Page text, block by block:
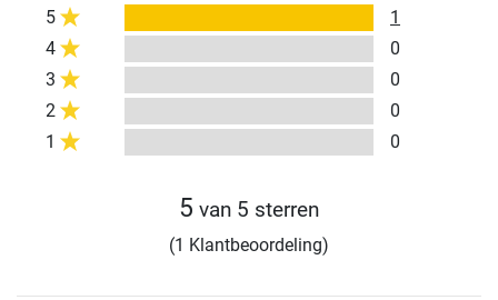
5
1
4
0
3
0
2
0
1
0
5 van 5 sterren
(1 Klantbeoordeling)